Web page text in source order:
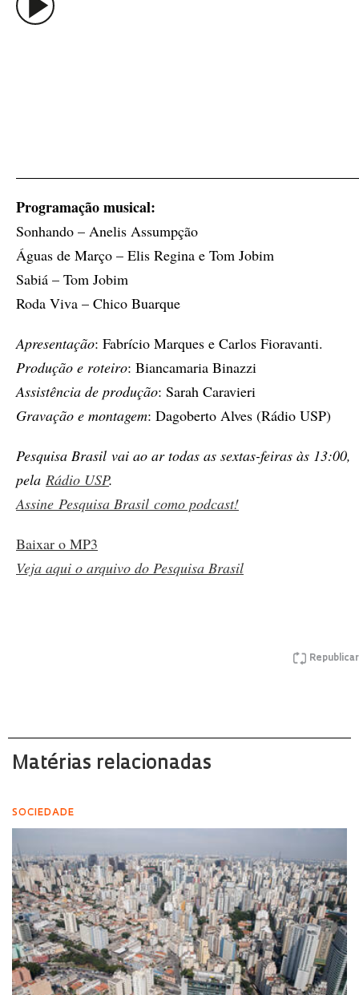
Programação musical:
Sonhando – Anelis Assumpção
Águas de Março – Elis Regina e Tom Jobim
Sabiá – Tom Jobim
Roda Viva – Chico Buarque
Apresentação: Fabrício Marques e Carlos Fioravanti.
Produção e roteiro: Biancamaria Binazzi
Assistência de produção: Sarah Caravieri
Gravação e montagem: Dagoberto Alves (Rádio USP)
Pesquisa Brasil vai ao ar todas as sextas-feiras às 13:00,
pela Rádio USP.
Assine Pesquisa Brasil como podcast!
Baixar o MP3
Veja aqui o arquivo do Pesquisa Brasil
Republicar